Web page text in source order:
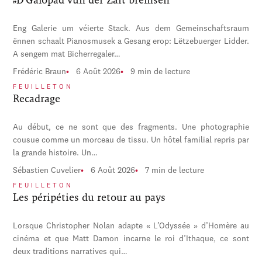
Eng Galerie um véierte Stack. Aus dem Gemeinschaftsraum
ënnen schaalt Pianosmusek a Gesang erop: Lëtzebuerger Lidder.
A sengem mat Bicherregaler…
Frédéric Braun 6 Août 2026 9 min de lecture
FEUILLETON
Recadrage
Au début, ce ne sont que des fragments. Une photographie
cousue comme un morceau de tissu. Un hôtel familial repris par
la grande histoire. Un…
Sébastien Cuvelier 6 Août 2026 7 min de lecture
FEUILLETON
Les péripéties du retour au pays
Lorsque Christopher Nolan adapte « L’Odyssée » d’Homère au
cinéma et que Matt Damon incarne le roi d’Ithaque, ce sont
deux traditions narratives qui…